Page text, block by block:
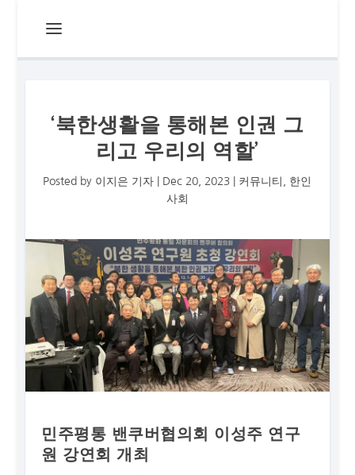
‘북한생활을 통해본 인권 그
리고 우리의 역할’
Posted by 이지은 기자 Dec 20, 2023 커뮤니티
한인
사회
민주평통 밴쿠버협의회 이성주 연구
원 강연회 개최